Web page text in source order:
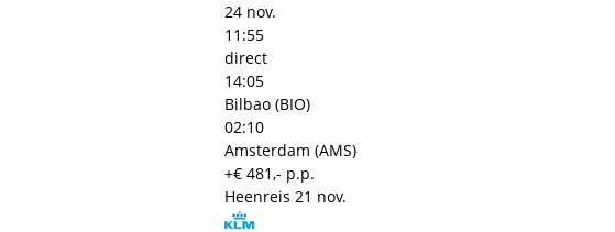
24 nov.
11:55
direct
14:05
Bilbao (BIO)
02:10
Amsterdam (AMS)
+€ 481,- p.p.
Heenreis 21 nov.